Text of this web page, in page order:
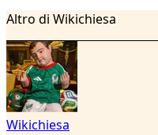
Altro di Wikichiesa
Wikichiesa